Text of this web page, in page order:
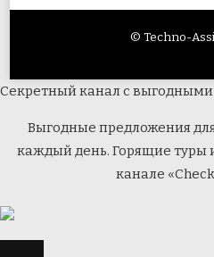
© Techno-
Секретный канал с
Выгодные предложения
каждый день. Горящие туры
канале